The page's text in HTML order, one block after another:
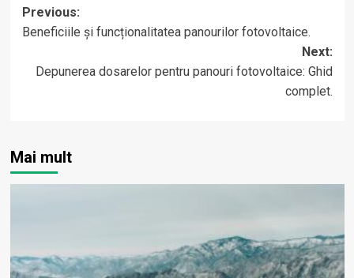
Post
navigation
Previous:
Beneficiile și funcționalitatea panourilor fotovoltaice.
Next:
Depunerea dosarelor pentru panouri fotovoltaice: Ghid
complet.
Mai mult